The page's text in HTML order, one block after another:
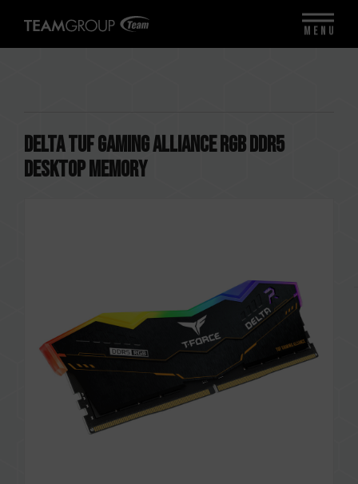
DELTA TUF Gaming Alliance RGB DDR5
DESKTOP MEMORY
MENU